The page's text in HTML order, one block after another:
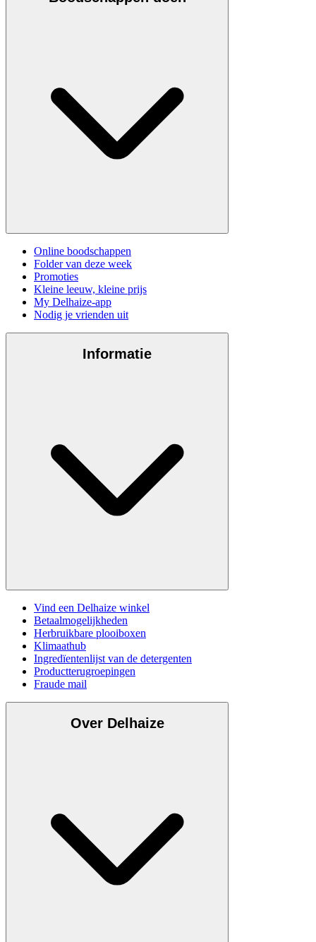
Online boodschappen
Folder van deze week
Promoties
Kleine leeuw, kleine prijs
My Delhaize-app
Nodig je vrienden uit
Informatie
Vind een Delhaize winkel
Betaalmogelijkheden
Herbruikbare plooiboxen
Klimaathub
Ingredïentenlijst van de detergenten
Productterugroepingen
Fraude mail
Over Delhaize